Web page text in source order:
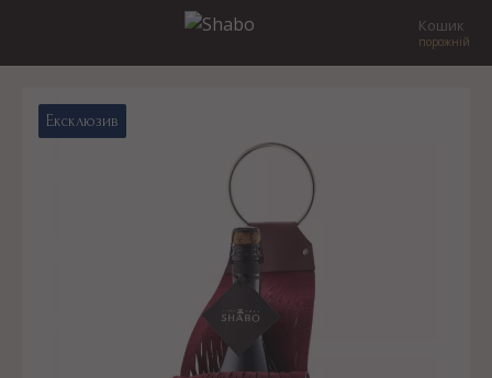
Кошик
порожній
Ексклюзив